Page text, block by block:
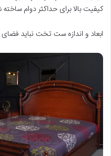
کیفیت بالا برای حداکثر دوام
ابعاد و اندازه ست تخت نباید فضای